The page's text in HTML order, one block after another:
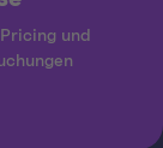
und